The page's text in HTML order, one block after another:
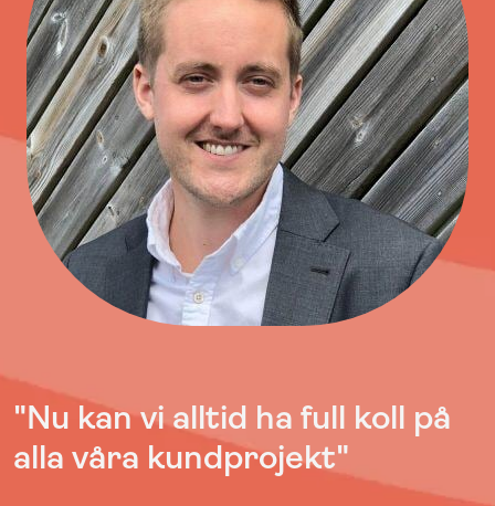
"Nu kan vi alltid ha full koll på
alla våra kundprojekt"